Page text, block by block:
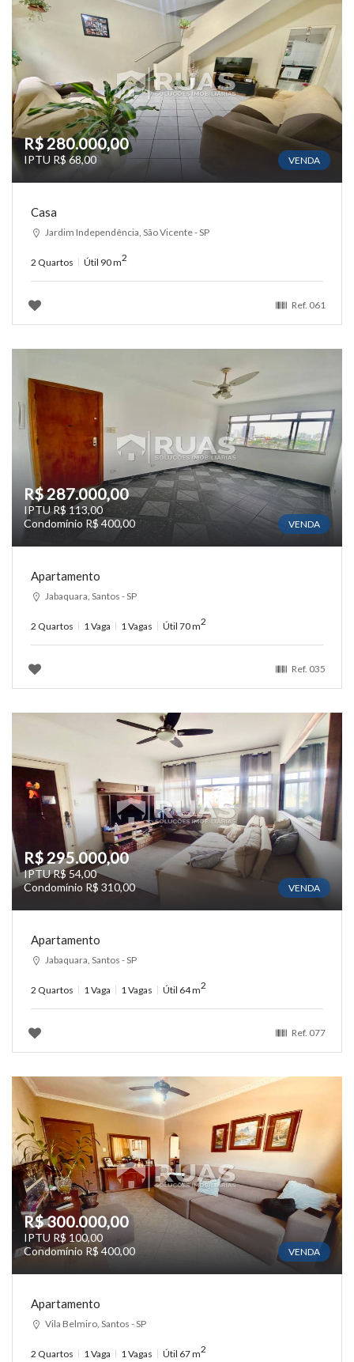
R$ 280.000,00
IPTU R$ 68,00 VENDA
Casa
Jardim Independência, São Vicente - SP
2 Quartos Útil 90 m2
Ref. 061
R$ 287.000,00
IPTU R$ 113,00
Condomínio R$ 400,00
VENDA
Apartamento
Jabaquara, Santos - SP
2 Quartos 1 Vaga 1 Vagas Útil 70 m2
Ref. 035
R$ 295.000,00
IPTU R$ 54,00
Condomínio R$ 310,00
VENDA
Apartamento
Jabaquara, Santos - SP
2 Quartos 1 Vaga 1 Vagas Útil 64 m2
Ref. 077
R$ 300.000,00
IPTU R$ 100,00
Condomínio R$ 400,00
VENDA
Apartamento
Vila Belmiro, Santos - SP
2 Quartos 1 Vaga 1 Vagas Útil 67 m2